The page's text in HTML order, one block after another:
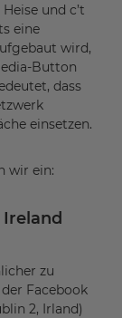
und c’t
eine
wird,
Button
dass
einsetzen.
wir ein:
zu
Facebook
2, Irland)